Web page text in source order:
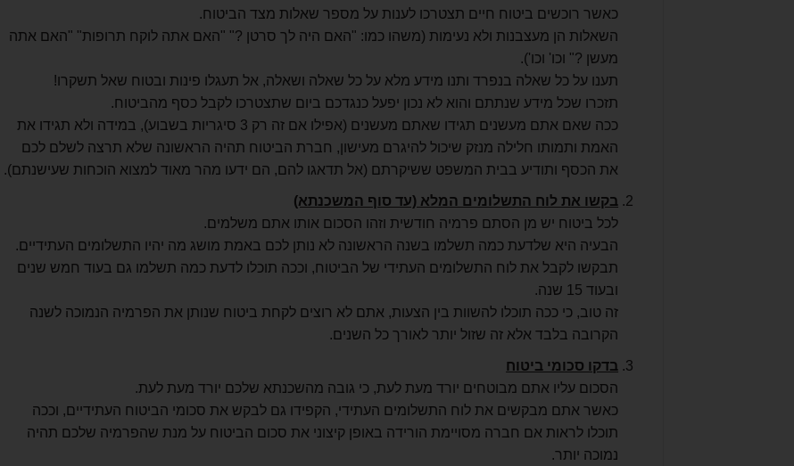
כאשר רוכשים ביטוח חיים תצטרכו לענות על מספר שאלות מצד הביטוח.
השאלות הן מעצבנות ולא נעימות (משהו כמו: "האם היה לך סרטן ?" "האם אתה לוקח תרופות" "האם אתה
מעשן ?" וכו' וכו').
תענו על כל שאלה בנפרד ותנו מידע מלא על כל שאלה ושאלה, אל תעגלו פינות ובטוח שאל תשקרו!
תזכרו שכל מידע שנתתם והוא לא נכון יפעל כנגדכם ביום שתצטרכו לקבל כסף מהביטוח.
ככה שאם אתם מעשנים תגידו שאתם מעשנים (אפילו אם זה רק 3 סיגריות בשבוע), במידה ולא תגידו את
האמת ותמותו חלילה מנזק שיכול להיגרם מעישון, חברת הביטוח תהיה הראשונה שלא תרצה לשלם לכם
את הכסף ותודיע בבית המשפט ששיקרתם (אל תדאגו להם, הם ידעו מהר מאוד למצוא הוכחות שעישנתם).
בקשו את לוח התשלומים המלא (עד סוף המשכנתא)
לכל ביטוח יש מן הסתם פרמיה חודשית וזהו הסכום אותו אתם משלמים.
הבעיה היא שלדעת כמה תשלמו בשנה הראשונה לא נותן לכם באמת מושג מה יהיו התשלומים העתידיים.
תבקשו לקבל את לוח התשלומים העתידי של הביטוח, וככה תוכלו לדעת כמה תשלמו גם בעוד חמש שנים
ובעוד 15 שנה.
זה טוב, כי ככה תוכלו להשוות בין הצעות, אתם לא רוצים לקחת ביטוח שנותן את הפרמיה הנמוכה לשנה
הקרובה בלבד אלא זה שזול יותר לאורך כל השנים.
בדקו סכומי ביטוח
הסכום עליו אתם מבוטחים יורד מעת לעת, כי גובה מהשכנתא שלכם יורד מעת לעת.
כאשר אתם מבקשים את לוח התשלומים העתידי, הקפידו גם לבקש את סכומי הביטוח העתידיים, וככה
תוכלו לראות אם חברה מסויימת הורידה באופן קיצוני את סכום הביטוח על מנת שהפרמיה שלכם תהיה
נמוכה יותר.